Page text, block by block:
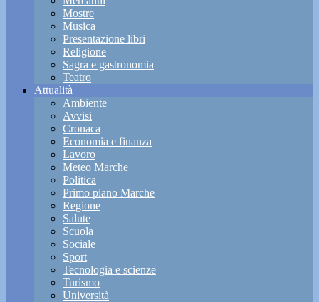
Mostre
Musica
Presentazione libri
Religione
Sagra e gastronomia
Teatro
Attualità
Ambiente
Avvisi
Cronaca
Economia e finanza
Lavoro
Meteo Marche
Politica
Primo piano Marche
Regione
Salute
Scuola
Sociale
Sport
Tecnologia e scienze
Turismo
Università